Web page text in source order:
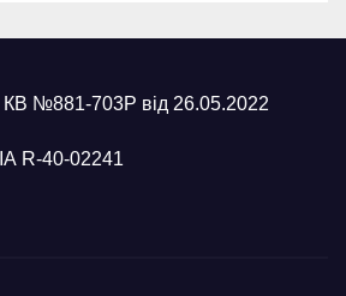
КВ №881-703Р від 26.05.2022
R-40-02241